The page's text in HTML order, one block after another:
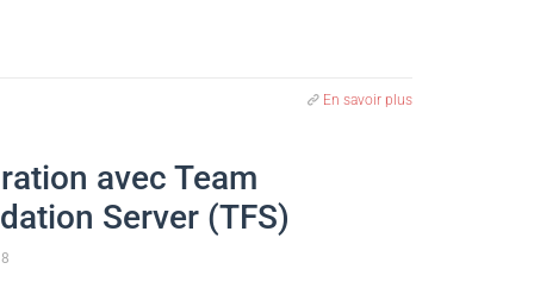
En savoir plus
avec Team
Server (TFS)